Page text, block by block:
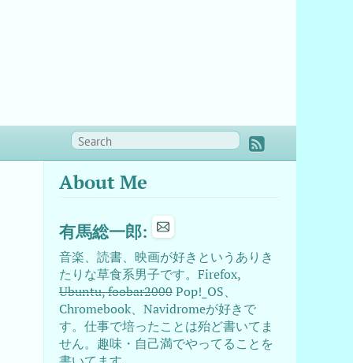
About Me
有馬総一郎:
音楽、読書、映画が好きというありき
たりな草食系男子です。Firefox,
Ubuntu, foobar2000Pop!_OS、
Chromebook、Navidromeが好きで
す。仕事で培ったことは殆ど書いてま
せん。趣味・自己満でやってることを